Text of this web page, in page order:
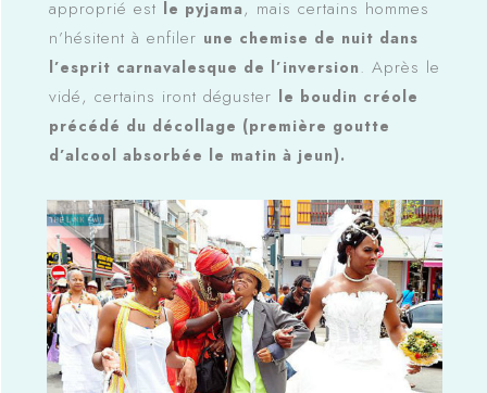
approprié est le pyjama, mais certains hommes
n’hésitent à enfiler une chemise de nuit dans
l’esprit carnavalesque de l’inversion . Après le
vidé, certains iront déguster le boudin créole
précédé du décollage (première goutte
d’alcool absorbée le matin à jeun).